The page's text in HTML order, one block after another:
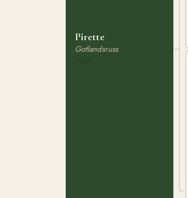
Pirette
Gotlandsruss